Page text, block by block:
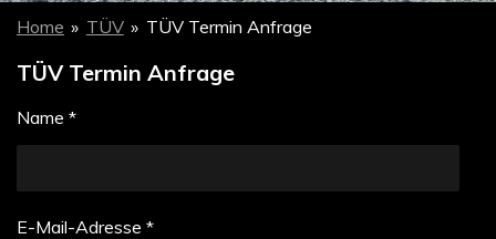
Home » TÜV » TÜV Termin Anfrage
TÜV Termin Anfrage
Name *
E-Mail-Adresse *